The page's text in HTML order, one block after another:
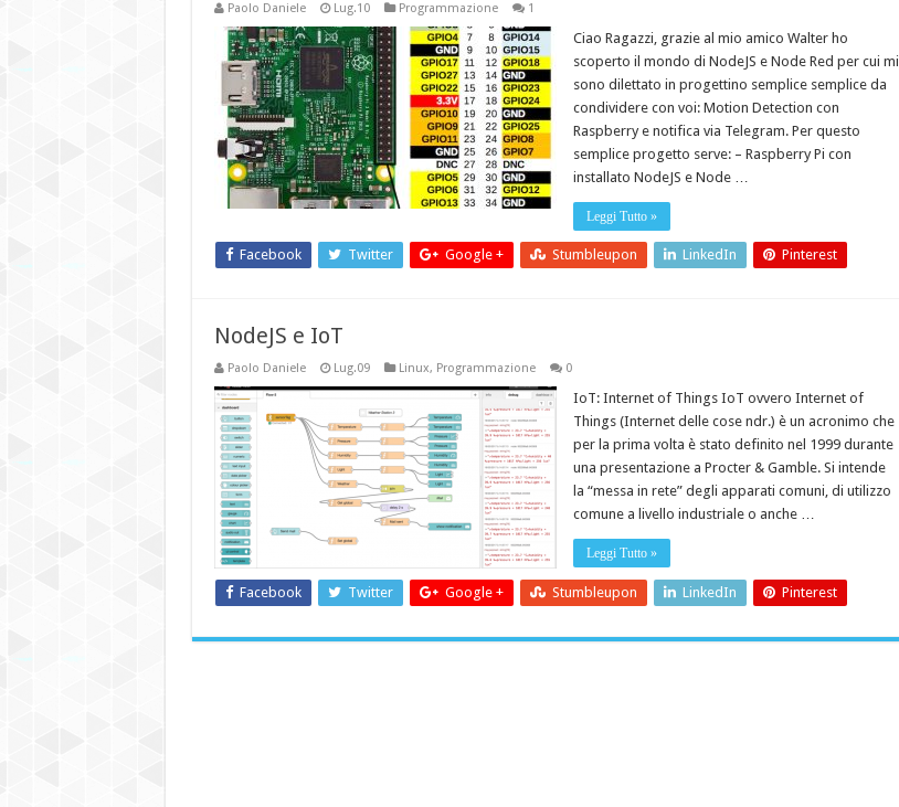
Paolo Daniele Lug.10 Programmazione 1
Ciao Ragazzi, grazie al mio amico Walter ho
scoperto il mondo di NodeJS e Node Red per cui mi
sono dilettato in progettino semplice semplice da
condividere con voi: Motion Detection con
Raspberry e notifica via Telegram. Per questo
semplice progetto serve: – Raspberry Pi con
installato NodeJS e Node …
Leggi Tutto »
Facebook Twitter Google + Stumbleupon LinkedIn Pinterest
NodeJS e IoT
Paolo Daniele Lug.09 Linux, Programmazione 0
IoT: Internet of Things IoT ovvero Internet of
Things (Internet delle cose ndr.) è un acronimo che
per la prima volta è stato definito nel 1999 durante
una presentazione a Procter & Gamble. Si intende
la “messa in rete” degli apparati comuni, di utilizzo
comune a livello industriale o anche …
Leggi Tutto »
Facebook Twitter Google + Stumbleupon LinkedIn Pinterest